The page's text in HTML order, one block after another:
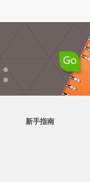
●
●
新手指南